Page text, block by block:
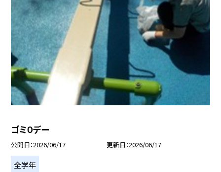
ゴミ０デー
公開日 2026/06/17 更新日 2026/06/17
全学年